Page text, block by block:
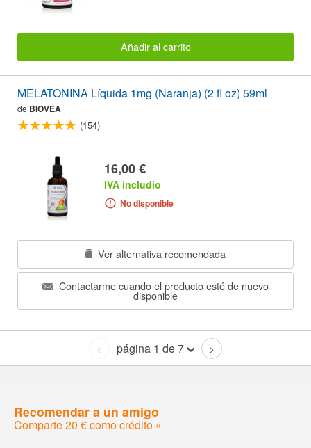
Añadir al carrito
MELATONINA Líquida 1mg (Naranja) (2 fl oz) 59ml
de BIOVEA
(154)
16,00 €
IVA includio
No disponible
Ver alternativa recomendada
Contactarme cuando el producto esté de nuevo
disponible
< página 1 de 7 >
Recomendar a un amigo
Comparte 20 € como crédito »